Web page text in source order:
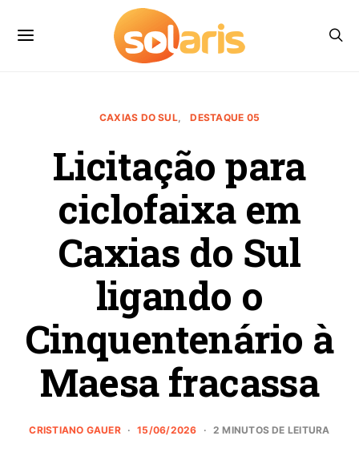
CAXIAS DO SUL DESTAQUE 05
Licitação para
ciclofaixa em
Caxias do Sul
ligando o
Cinquentenário à
Maesa fracassa
CRISTIANO GAUER 15/06/2026 2 MINUTOS DE LEITURA